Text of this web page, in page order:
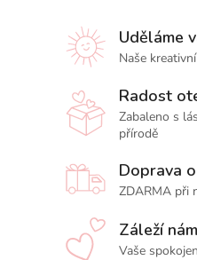
Uděláme
Naše
Radost
Zabaleno s
přírodě
Doprava
ZDARMA při
Záleží
Vaše